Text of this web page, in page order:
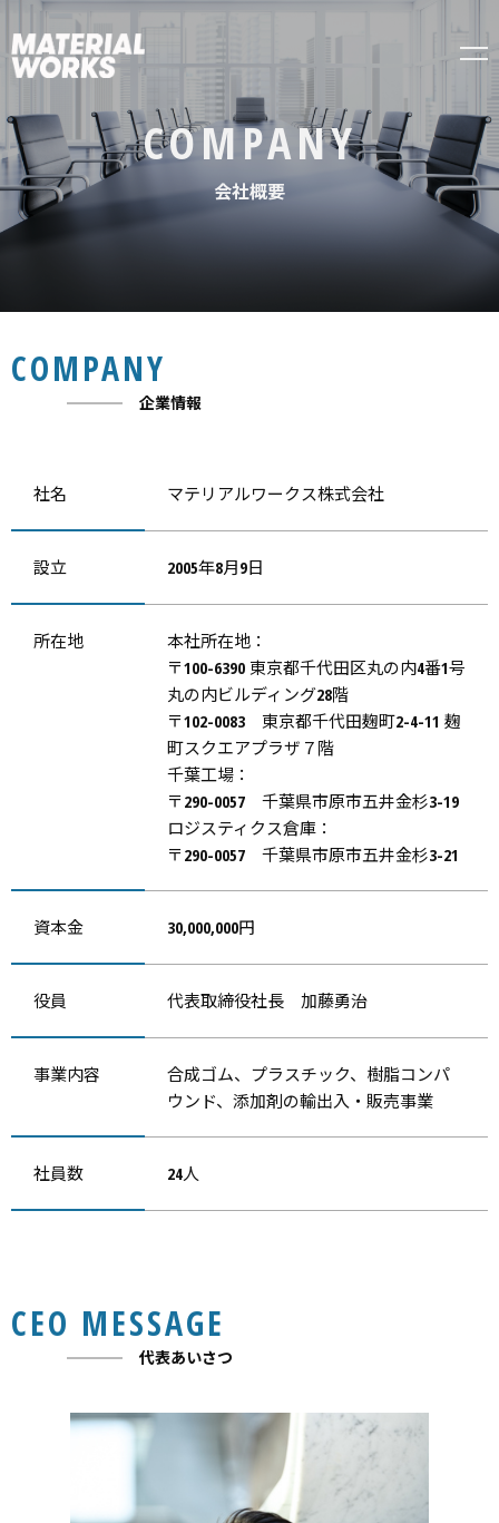
メ
COMPANY
会社概要
COMPANY
企業情報
社名 マテリアルワークス株式会社
設立 2005年8月9日
所在地
本社所在地：
〒100-6390 東京都千代田区丸の内4番1号
丸の内ビルディング28階
〒102-0083 東京都千代田麹町2-4-11 麹
町スクエアプラザ７階
千葉工場：
〒290-0057 千葉県市原市五井金杉3-19
ロジスティクス倉庫：
〒290-0057 千葉県市原市五井金杉3-21
資本金 30,000,000円
役員 代表取締役社長 加藤勇治
事業内容
合成ゴム、プラスチック、樹脂コンパ
ウンド、添加剤の輸出入・販売事業
社員数 24人
CEO MESSAGE
代表あいさつ